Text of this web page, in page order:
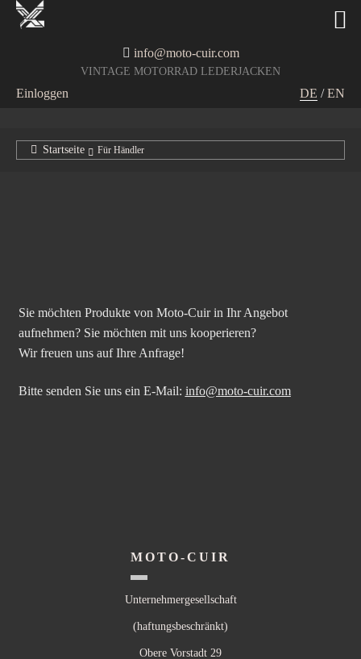
info@moto-cuir.com
VINTAGE MOTORRAD LEDERJACKEN
Einloggen DE /EN
Startseite Für Händler
Sie möchten Produkte von Moto-Cuir in Ihr Angebot
aufnehmen? Sie möchten mit uns kooperieren?
Wir freuen uns auf Ihre Anfrage!
Bitte senden Sie uns ein E-Mail: info@moto-cuir.com
MOTO-CUIR
Unternehmergesellschaft
(haftungsbeschränkt)
Obere Vorstadt 29